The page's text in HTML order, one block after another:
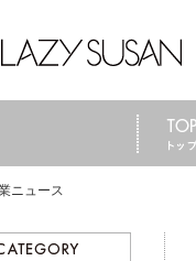
ニュース